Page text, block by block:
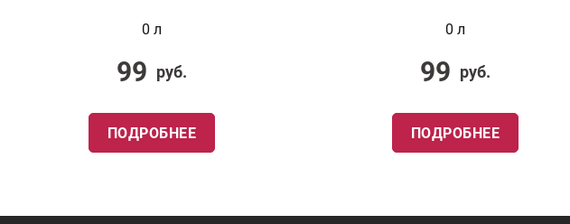
0 л
99 руб.
ПОДРОБНЕЕ
0 л
99 руб.
ПОДРОБНЕЕ